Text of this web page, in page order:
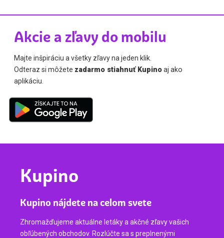
Akcie a zľavy do mobilu
Majte inšpiráciu a všetky zľavy na jeden klik.
Odteraz si môžete zadarmo stiahnuť Kupinoaj ako
aplikáciu.
Kupino
Kupino nájdete na celom svete
Zhromažďujeme aktuálne letáky a akčné zľavy vašich
obľúbených obchodov. Rozlúčte sa s preplnenými